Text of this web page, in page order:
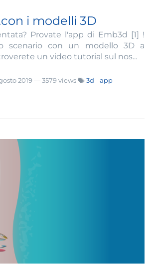
i modelli 3D
Provate l'app di Emb3d [1] !
scenario con un modello 3D a
un video tutorial sul nos...
2019— 3579 views 3d app